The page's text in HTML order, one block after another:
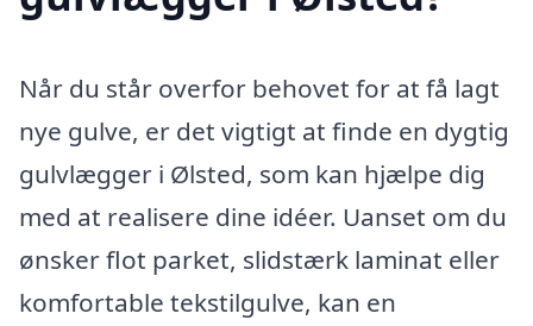
Når du står overfor behovet for at få lagt
nye gulve, er det vigtigt at finde en dygtig
gulvlægger i Ølsted, som kan hjælpe dig
med at realisere dine idéer. Uanset om du
ønsker flot parket, slidstærk laminat eller
komfortable tekstilgulve, kan en